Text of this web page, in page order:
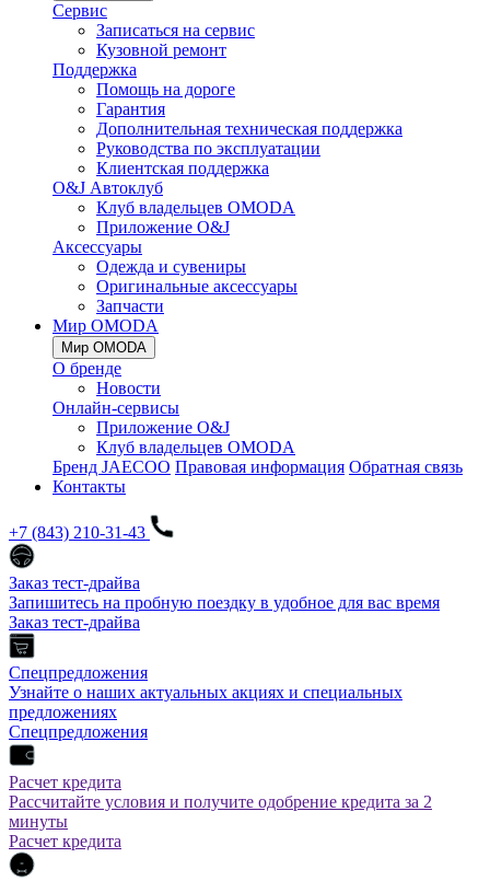
Сервис
Записаться на сервис
Кузовной ремонт
Поддержка
Помощь на дороге
Гарантия
Дополнительная техническая поддержка
Руководства по эксплуатации
Клиентская поддержка
O&J Автоклуб
Клуб владельцев OMODA
Приложение O&J
Аксессуары
Одежда и сувениры
Оригинальные аксессуары
Запчасти
Мир OMODA
Мир OMODA
О бренде
Новости
Онлайн-сервисы
Приложение O&J
Клуб владельцев OMODA
Бренд JAECOO Правовая информация Обратная связь
Контакты
+7 (843) 210-31-43
Заказ тест-драйва
Запишитесь на пробную поездку в удобное для вас время
Заказ тест-драйва
Спецпредложения
Узнайте о наших актуальных акциях и специальных
предложениях
Спецпредложения
Расчет кредита
Рассчитайте условия и получите одобрение кредита за 2
минуты
Расчет кредита